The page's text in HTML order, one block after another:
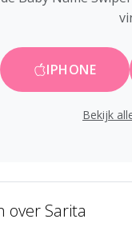
IPHONE
Bekijk
over Sarita